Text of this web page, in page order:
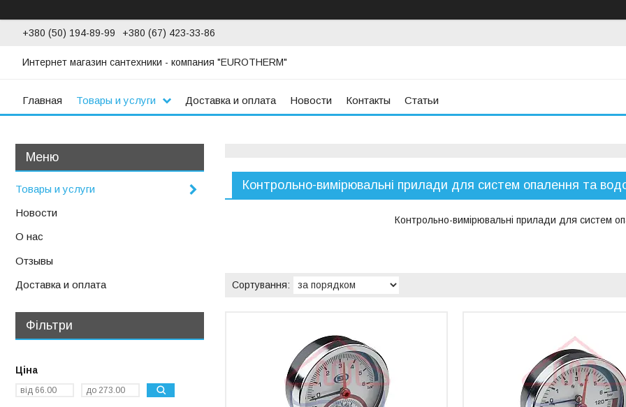
+380 (50) 194-89-99 +380 (67) 423-33-86
Интернет магазин сантехники - компания "EUROTHERM"
Главная Товары и услуги Доставка и оплата Новости Контакты Статьи
Контрольно-вимірювальні прилади для систем опалення та
Контрольно-вимірювальні прилади для систем
Товары и услуги
Новости
О нас
Отзывы
Доставка и оплата
Фільтри
Ціна